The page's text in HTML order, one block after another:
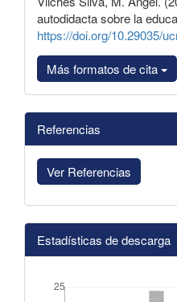
autodidacta sobre la
https://doi.org/10.29035/
Más formatos de cita
Referencias
Ver Referencias
Estadísticas de descarga